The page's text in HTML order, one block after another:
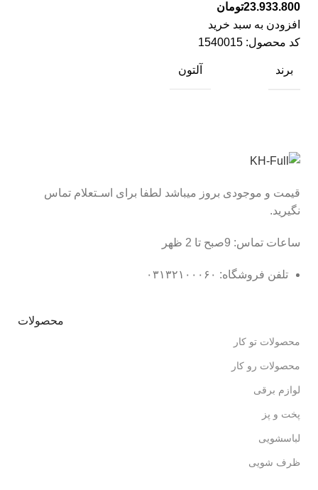
23.933.800تومان
افزودن به سبد خرید
کد محصول: 1540015
برند آلتون
قیمت و موجودی بروز میباشد لطفا برای اسـتعلام تماس
نگیرید.
ساعات تماس: 9صبح تا 2 ظهر
تلفن فروشگاه: ۰۳۱۳۲۱۰۰۰۶۰
محصولات
محصولات تو کار
محصولات رو کار
لوازم برقی
پخت و پز
لباسشویی
ظرف شویی